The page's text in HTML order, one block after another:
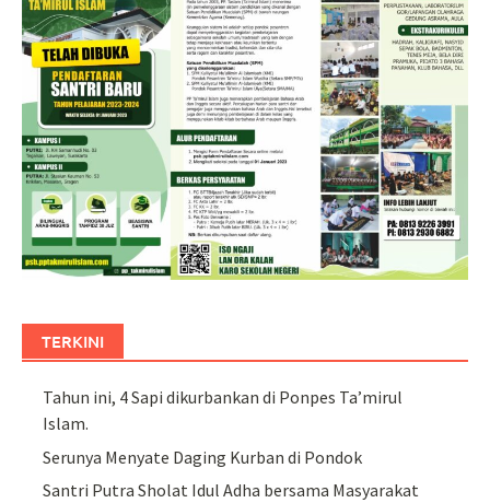
TERKINI
Tahun ini, 4 Sapi dikurbankan di Ponpes Ta’mirul
Islam.
Serunya Menyate Daging Kurban di Pondok
Santri Putra Sholat Idul Adha bersama Masyarakat